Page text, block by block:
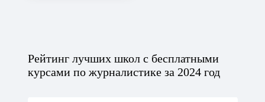
Рейтинг лучших школ с бесплатными
курсами по журналистике за 2024 год